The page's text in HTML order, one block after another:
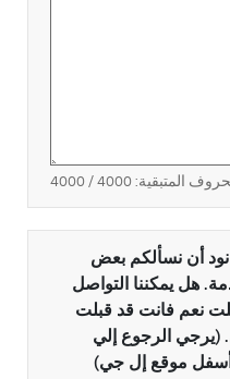
المتبقية:4000
/ 4000
نود أن نسألكم بعض
هل يمكننا التواصل
نعم فانت قد قبلت
الرجوع إلي
موقع إل جي)